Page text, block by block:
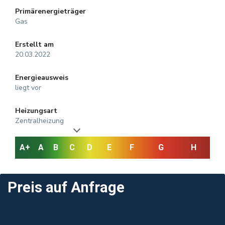
Primärenergieträger
Gas
Erstellt am
20.03.2022
Energieausweis
liegt vor
Heizungsart
Zentralheizung
A+ A B C D E F G H
Preis auf Anfrage